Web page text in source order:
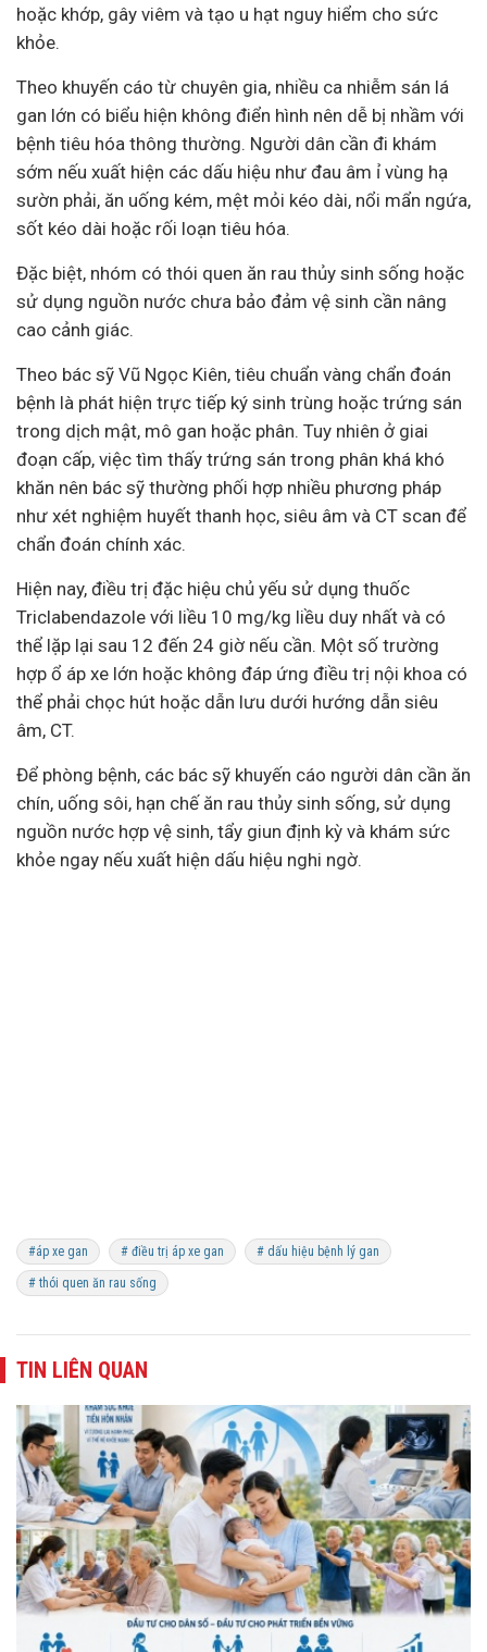
hoặc khớp, gây viêm và tạo u hạt nguy hiểm cho sức
khỏe.
Theo khuyến cáo từ chuyên gia, nhiều ca nhiễm sán lá
gan lớn có biểu hiện không điển hình nên dễ bị nhầm với
bệnh tiêu hóa thông thường. Người dân cần đi khám
sớm nếu xuất hiện các dấu hiệu như đau âm ỉ vùng hạ
sườn phải, ăn uống kém, mệt mỏi kéo dài, nổi mẩn ngứa,
sốt kéo dài hoặc rối loạn tiêu hóa.
Đặc biệt, nhóm có thói quen ăn rau thủy sinh sống hoặc
sử dụng nguồn nước chưa bảo đảm vệ sinh cần nâng
cao cảnh giác.
Theo bác sỹ Vũ Ngọc Kiên, tiêu chuẩn vàng chẩn đoán
bệnh là phát hiện trực tiếp ký sinh trùng hoặc trứng sán
trong dịch mật, mô gan hoặc phân. Tuy nhiên ở giai
đoạn cấp, việc tìm thấy trứng sán trong phân khá khó
khăn nên bác sỹ thường phối hợp nhiều phương pháp
như xét nghiệm huyết thanh học, siêu âm và CT scan để
chẩn đoán chính xác.
Hiện nay, điều trị đặc hiệu chủ yếu sử dụng thuốc
Triclabendazole với liều 10 mg/kg liều duy nhất và có
thể lặp lại sau 12 đến 24 giờ nếu cần. Một số trường
hợp ổ áp xe lớn hoặc không đáp ứng điều trị nội khoa có
thể phải chọc hút hoặc dẫn lưu dưới hướng dẫn siêu
âm, CT.
Để phòng bệnh, các bác sỹ khuyến cáo người dân cần ăn
chín, uống sôi, hạn chế ăn rau thủy sinh sống, sử dụng
nguồn nước hợp vệ sinh, tẩy giun định kỳ và khám sức
khỏe ngay nếu xuất hiện dấu hiệu nghi ngờ.
#áp xe gan # điều trị áp xe gan # dấu hiệu bệnh lý gan
# thói quen ăn rau sống
TIN LIÊN QUAN